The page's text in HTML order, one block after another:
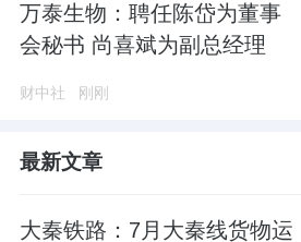
万泰生物：聘任陈岱为董事
会秘书 尚喜斌为副总经理
财中社 刚刚
最新文章
大秦铁路：7月大秦线货物运